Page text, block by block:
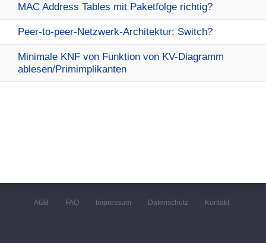
MAC Address Tables mit Paketfolge richtig?
Peer-to-peer-Netzwerk-Architektur: Switch?
Minimale KNF von Funktion von KV-Diagramm
ablesen/Primimplikanten
AGB FAQ Impressum Datenschutz Kontakt